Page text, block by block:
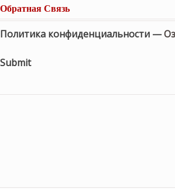
Обратная Связь
Политика конфиденциальности —
Submit